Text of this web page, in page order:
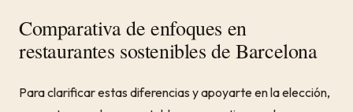
Comparativa de enfoques en
restaurantes sostenibles de Barcelona
Para clarificar estas diferencias y apoyarte en la elección,